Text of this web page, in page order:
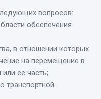
вопросов:
обеспечения
в отношении которых
на перемещение в
ее часть;
транспортной